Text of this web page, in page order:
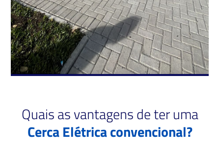
Quais as vantagens de ter uma
Cerca Elétrica convencional?